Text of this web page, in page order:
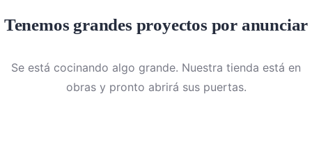
Tenemos grandes proyectos por anunciar
Se está cocinando algo grande. Nuestra tienda está en
obras y pronto abrirá sus puertas.